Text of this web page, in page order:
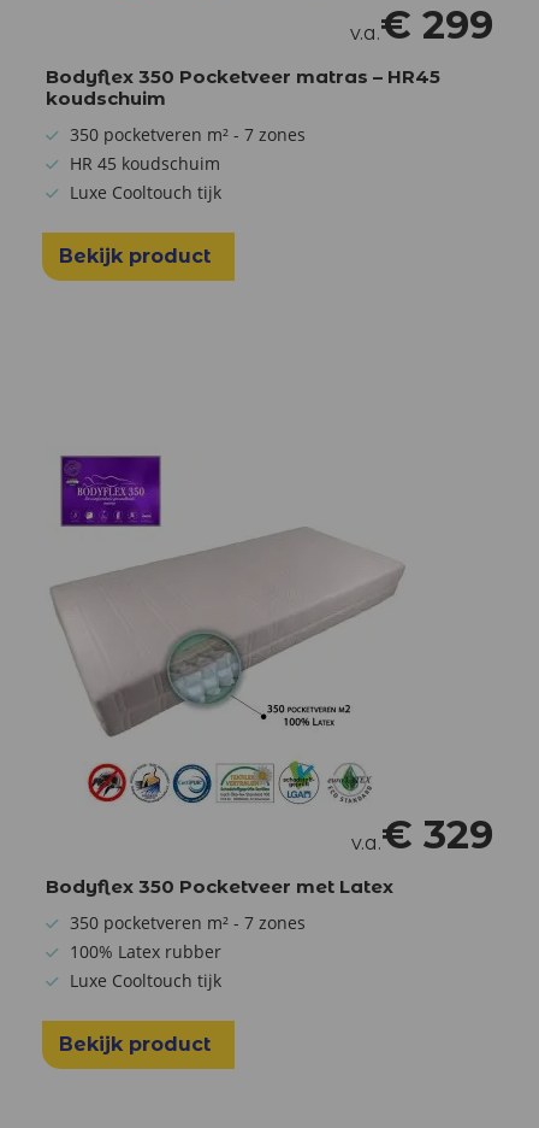
v.a.€ 299
Bodyflex 350 Pocketveer matras – HR45
koudschuim
350 pocketveren m² - 7 zones
HR 45 koudschuim
Luxe Cooltouch tijk
Bekijk product
v.a.€ 329
Bodyflex 350 Pocketveer met Latex
350 pocketveren m² - 7 zones
100% Latex rubber
Luxe Cooltouch tijk
Bekijk product